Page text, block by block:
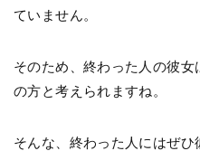
ていません。
そのため、終わった人の彼
の方と考えられますね。
そんな、終わった人にはぜ